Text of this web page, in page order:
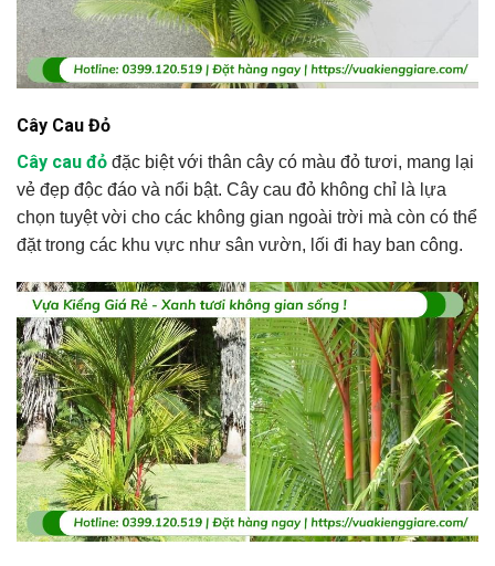
Cây Cau Đỏ
Cây cau đỏ đặc biệt với thân cây có màu đỏ tươi, mang lại
vẻ đẹp độc đáo và nổi bật. Cây cau đỏ không chỉ là lựa
chọn tuyệt vời cho các không gian ngoài trời mà còn có thể
đặt trong các khu vực như sân vườn, lối đi hay ban công.